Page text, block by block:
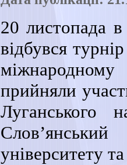
20 листопада
відбувся
прийняли
Луганського
університету